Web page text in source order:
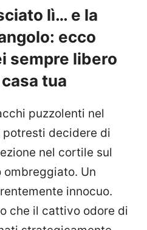
lì… e la
ecco
sempre libero
tua
puzzolenti nel
decidere di
nel cortile sul
ombreggiato. Un
innocuo.
che il cattivo odore di